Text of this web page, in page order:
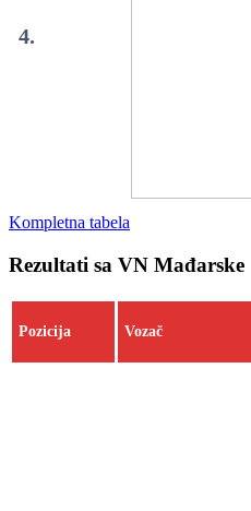
4.
Kompletna tabela
Rezultati sa VN Mađarske
Pozicija Vozač